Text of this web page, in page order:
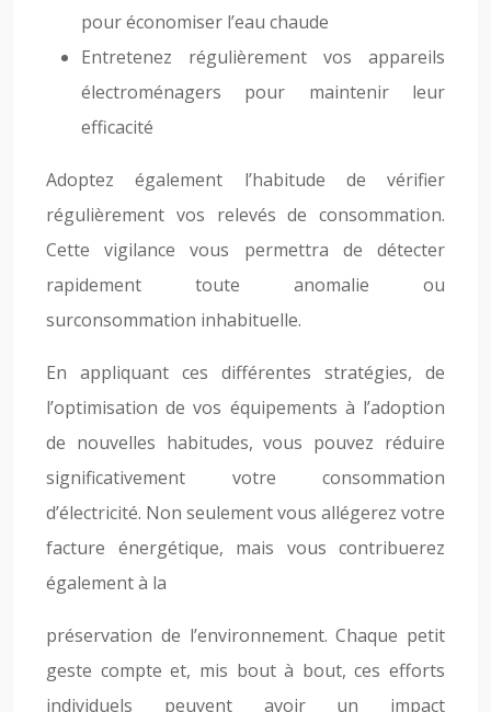
pour économiser l’eau chaude
Entretenez régulièrement vos appareils
électroménagers pour maintenir leur
efficacité
Adoptez également l’habitude de vérifier
régulièrement vos relevés de consommation.
Cette vigilance vous permettra de détecter
rapidement toute anomalie ou
surconsommation inhabituelle.
En appliquant ces différentes stratégies, de
l’optimisation de vos équipements à l’adoption
de nouvelles habitudes, vous pouvez réduire
significativement votre consommation
d’électricité. Non seulement vous allégerez votre
facture énergétique, mais vous contribuerez
également à la
préservation de l’environnement. Chaque petit
geste compte et, mis bout à bout, ces efforts
individuels peuvent avoir un impact